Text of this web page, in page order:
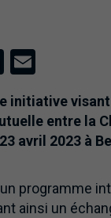
LinkedIn
initiative
entre la
avril 2023 à
programme
ainsi un